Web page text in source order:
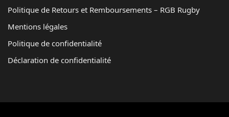
Politique de Retours et Remboursements – RGB Rugby
Mentions légales
Politique de confidentialité
Déclaration de confidentialité